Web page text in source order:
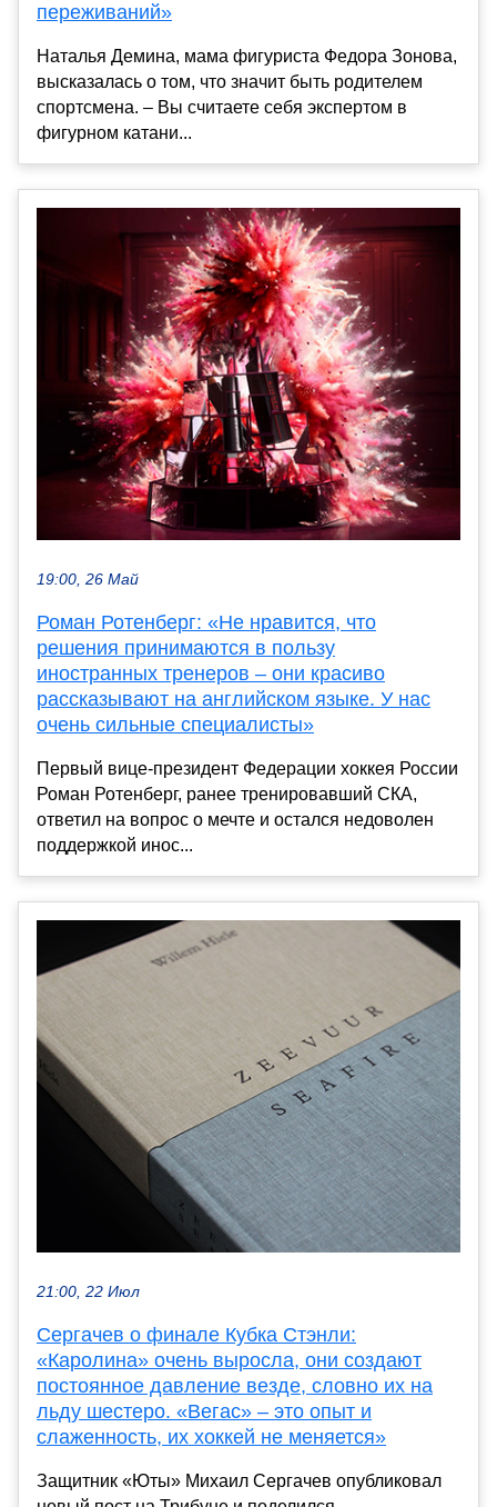
переживаний»
Наталья Демина, мама фигуриста Федора Зонова,
высказалась о том, что значит быть родителем
спортсмена. – Вы считаете себя экспертом в
фигурном катани...
19:00, 26 Май
Роман Ротенберг: «Не нравится, что
решения принимаются в пользу
иностранных тренеров – они красиво
рассказывают на английском языке. У нас
очень сильные специалисты»
Первый вице-президент Федерации хоккея России
Роман Ротенберг, ранее тренировавший СКА,
ответил на вопрос о мечте и остался недоволен
поддержкой инос...
21:00, 22 Июл
Сергачев о финале Кубка Стэнли:
«Каролина» очень выросла, они создают
постоянное давление везде, словно их на
льду шестеро. «Вегас» – это опыт и
слаженность, их хоккей не меняется»
Защитник «Юты» Михаил Сергачев опубликовал